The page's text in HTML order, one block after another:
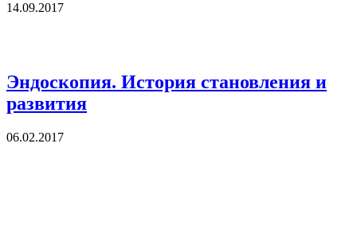
14.09.2017
Эндоскопия. История становления и
развития
06.02.2017